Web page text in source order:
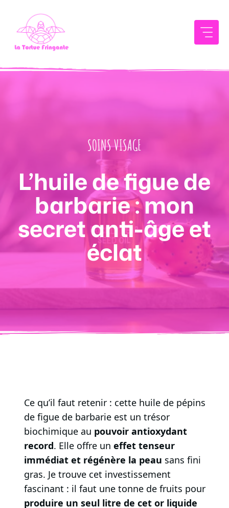
contenu
SOINS VISAGE
L’huile de figue de
barbarie : mon
secret anti-âge et
éclat
Ce qu’il faut retenir : cette huile de pépins
de figue de barbarie est un trésor
biochimique au pouvoir antioxydant
record. Elle offre un effet tenseur
immédiat et régénère la peau sans fini
gras. Je trouve cet investissement
fascinant : il faut une tonne de fruits pour
produire un seul litre de cet or liquide